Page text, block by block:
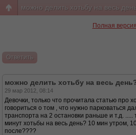
можно делить хотьбу на весь
Полная версия
Ответить
можно делить хотьбу на весь
29 мар 2012, 08:14
Девочки, только что прочитала статью про
говориться о том , что нужно парковаться
транспорта на 2 остановки раньше и т.д.
минут хотьбы на весь день? 10 мин утром,
после????